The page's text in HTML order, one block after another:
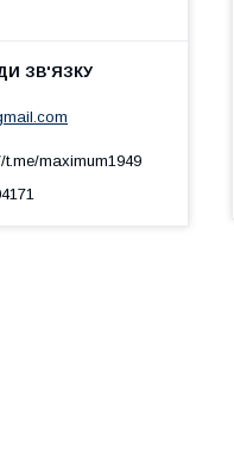
t.me/maximum1949